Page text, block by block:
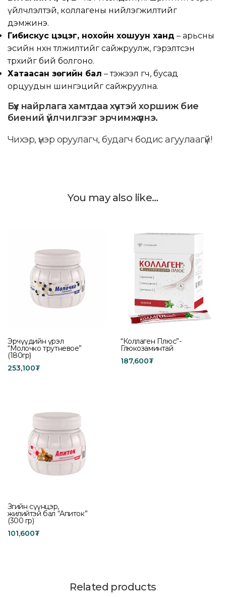
үйлчлэлтэй, коллагены нийлэгжилтийг
дэмжинэ.
Гибискус цэцэг, нохойн хошуун ханд – арьсны
эсийн нөхөн төлжилтийг сайжруулж, гэрэлтсэн
төрхийг бий болгоно.
Хатаасан зөгийн бал – тэжээл өгч, бусад
орцуудын шингэцийг сайжруулна.
Бүх найрлага хамтдаа хүчтэй хоршиж бие
биений үйлчилгээг эрчимжүүлнэ.
Чихэр, үнэр оруулагч, будагч бодис агуулаагүй!
You may also like…
Эрчүүдийн үрэл
“Молочко трутневое”
(180гр)
253,100₮
“Коллаген Плюс”-
Глюкозаминтай
187,600₮
Зөгийн сүүнцэр,
жилийтэй бал “Апиток”
(300 гр)
101,600₮
Related products